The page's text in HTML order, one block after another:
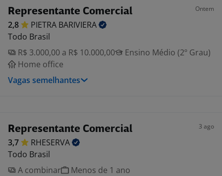
Representante Comercial Ontem
2,8 PIETRA BARIVIERA
Todo Brasil
R$ 3.000,00 a R$ 10.000,00
Ensino Médio (2º Grau)
Home office
Vagas semelhantes
Representante Comercial 3 ago
3,7
RHESERVA
Todo Brasil
A combinar
Menos de 1 ano